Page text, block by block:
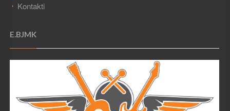
Kontakti
E.BJMK